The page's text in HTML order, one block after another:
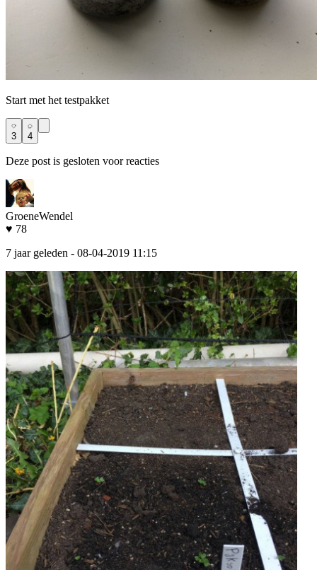
Start met het testpakket
3 4
Deze post is gesloten voor reacties
GroeneWendel
♥ 78
7 jaar geleden - 08-04-2019 11:15